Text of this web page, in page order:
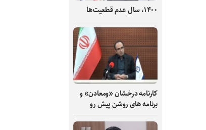
۱۴۰۰، سال عدم قطعیت‌ها
کارنامه درخشان «ومعادن» و
برنامه های روشن پیش رو